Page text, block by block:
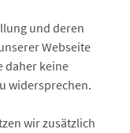
und deren
Webseite
daher keine
widersprechen.
wir zusätzlich